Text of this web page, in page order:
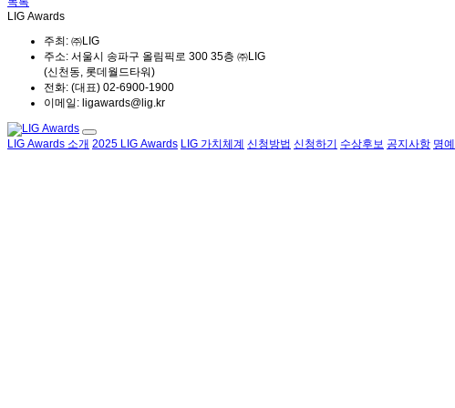
LIG Awards
주최: ㈜LIG
주소: 서울시 송파구 올림픽로 300 35층 ㈜LIG
(신천동, 롯데월드타워)
전화: (대표) 02-6900-1900
이메일: ligawards@lig.kr
LIG Awards 소개 2025 LIG Awards LIG 가치체계 신청방법 신청하기 수상후보 공지사항 명